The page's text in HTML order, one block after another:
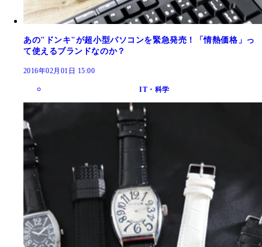
あの"ドンキ"が超小型パソコンを緊急発売！「情熱価格」っ
て使えるブランドなのか？
2016年02月01日 15:00
IT・科学